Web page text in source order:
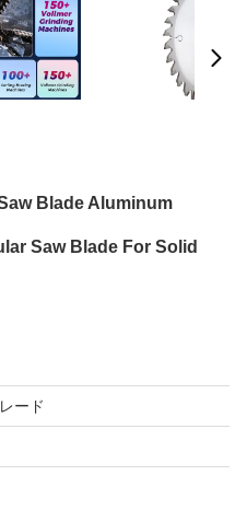
Blade Aluminum
Saw Blade For Solid
ード